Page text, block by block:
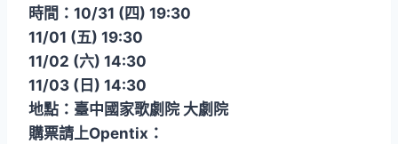
時間：10/31 (四) 19:30
11/01 (五) 19:30
11/02 (六) 14:30
11/03 (日) 14:30
地點：臺中國家歌劇院 大劇院
購票請上Opentix：